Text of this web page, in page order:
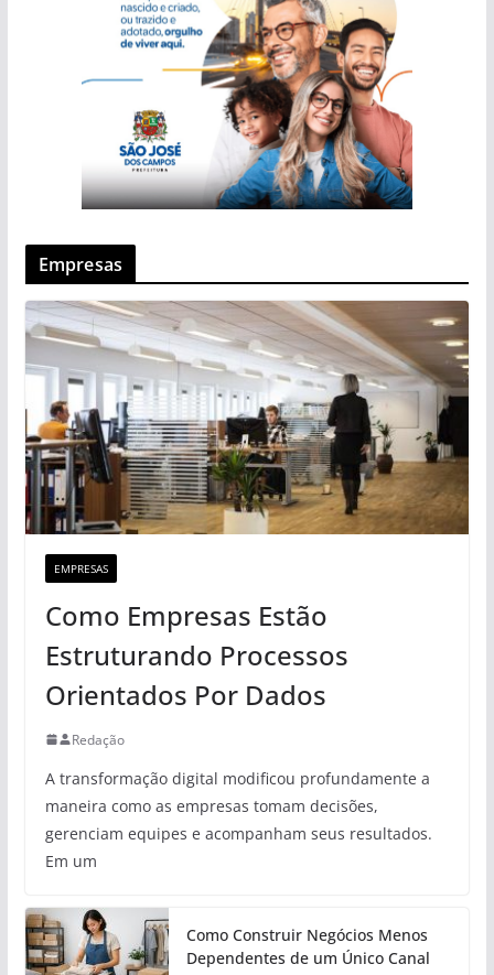
Empresas
EMPRESAS
Como Empresas Estão
Estruturando Processos
Orientados Por Dados
Redação
A transformação digital modificou profundamente a
maneira como as empresas tomam decisões,
gerenciam equipes e acompanham seus resultados.
Em um
Como Construir Negócios Menos
Dependentes de um Único Canal